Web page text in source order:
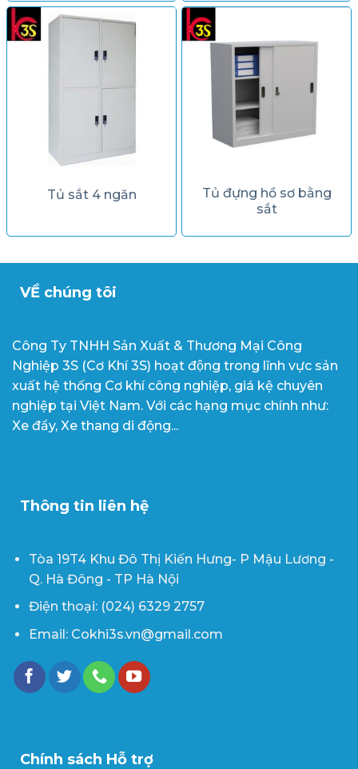
Tủ sắt 4 ngăn
Tủ đựng hồ sơ bằng
sắt
VỀ chúng tôi
Công Ty TNHH Sản Xuất & Thương Mại Công
Nghiệp 3S (Cơ Khí 3S) hoạt động trong lĩnh vực sản
xuất hệ thống Cơ khí công nghiệp, giá kệ chuyên
nghiệp tại Việt Nam. Với các hạng mục chính như:
Xe đẩy, Xe thang di động...
Thông tin liên hệ
Tòa 19T4 Khu Đô Thị Kiến Hưng- P Mậu Lương -
Q. Hà Đông - TP Hà Nội
Điện thoại: (024) 6329 2757
Email: Cokhi3s.vn@gmail.com
Chính sách Hỗ trợ